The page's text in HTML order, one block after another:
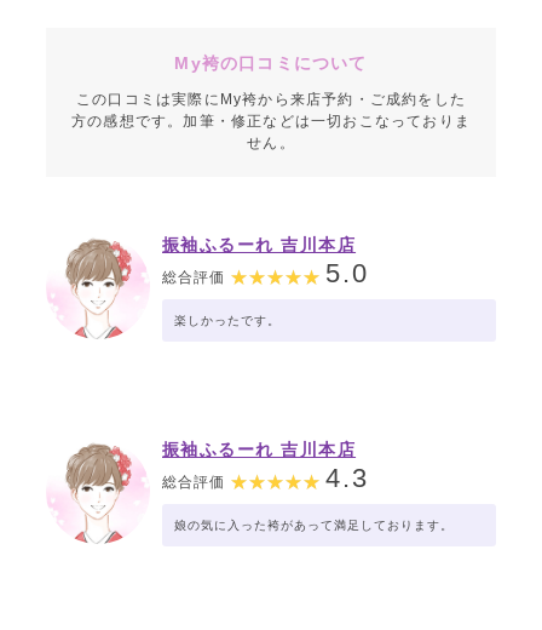
My袴の口コミについて
この口コミは実際にMy袴から来店予約・ご成約をした
方の感想です。加筆・修正などは一切おこなっておりま
せん。
振袖ふるーれ 吉川本店
総合評価 5.0
楽しかったです。
振袖ふるーれ 吉川本店
総合評価 4.3
娘の気に入った袴があって満足しております。